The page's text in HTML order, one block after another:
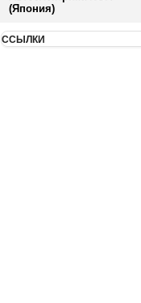
(Япония)
ССЫЛКИ